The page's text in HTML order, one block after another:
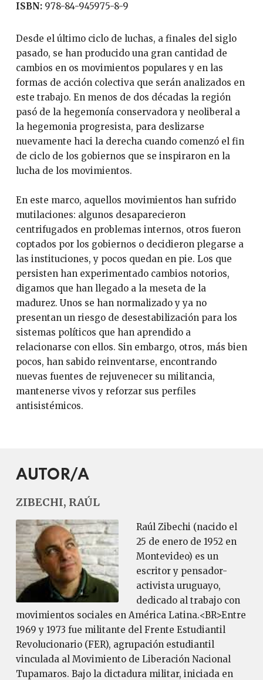
ISBN:
978-84-945975-8-9
Desde el último ciclo de luchas, a finales del siglo
pasado, se han producido una gran cantidad de
cambios en os movimientos populares y en las
formas de acción colectiva que serán analizados en
este trabajo. En menos de dos décadas la región
pasó de la hegemonía conservadora y neoliberal a
la hegemonia progresista, para deslizarse
nuevamente haci la derecha cuando comenzó el fin
de ciclo de los gobiernos que se inspiraron en la
lucha de los movimientos.
En este marco, aquellos movimientos han sufrido
mutilaciones: algunos desaparecieron
centrifugados en problemas internos, otros fueron
coptados por los gobiernos o decidieron plegarse a
las instituciones, y pocos quedan en pie. Los que
persisten han experimentado cambios notorios,
digamos que han llegado a la meseta de la
madurez. Unos se han normalizado y ya no
presentan un riesgo de desestabilización para los
sistemas políticos que han aprendido a
relacionarse con ellos. Sin embargo, otros, más bien
pocos, han sabido reinventarse, encontrando
nuevas fuentes de rejuvenecer su militancia,
mantenerse vivos y reforzar sus perfiles
antisistémicos.
AUTOR/A
ZIBECHI, RAÚL
Raúl Zibechi (nacido el
25 de enero de 1952 en
Montevideo) es un
escritor y pensador-
activista uruguayo,
dedicado al trabajo con
movimientos sociales en América Latina.<BR>Entre
1969 y 1973 fue militante del Frente Estudiantil
Revolucionario (FER), agrupación estudiantil
vinculada al Movimiento de Liberación Nacional
Tupamaros. Bajo la dictadura militar, iniciada en